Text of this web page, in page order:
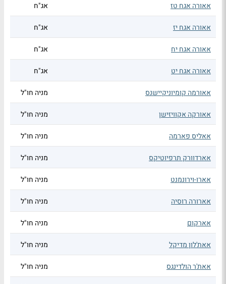
אאורה אגח טז אג"ח
אאורה אגח יז אג"ח
אאורה אגח יח אג"ח
אאורה אגח יט אג"ח
אאורמה קומיוניקיישנס מניה חו"ל
אאורקה אקוויזישן מניה חו"ל
אאליס פארמה מניה חו"ל
אארדוורק תרפיוטיקס מניה חו"ל
אארו-וירונמנט מניה חו"ל
אארורה רוסיה מניה חו"ל
אארקום מניה חו"ל
אאת'לון מדיקל מניה חו"ל
אאת'ר הולדינגס מניה חו"ל